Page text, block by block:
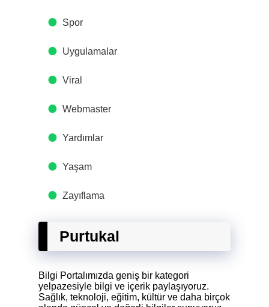
Spor
Uygulamalar
Viral
Webmaster
Yardımlar
Yaşam
Zayıflama
Purtukal
Bilgi Portalımızda geniş bir kategori
yelpazesiyle bilgi ve içerik paylaşıyoruz.
Sağlık, teknoloji, eğitim, kültür ve daha birçok